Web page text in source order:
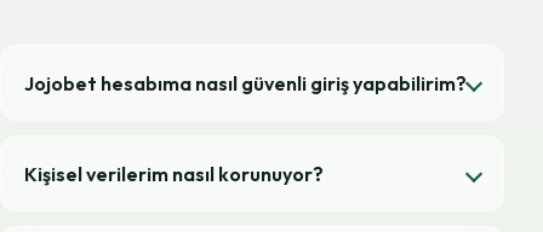
Jojobet hesabıma nasıl güvenli giriş yapabilirim?
Kişisel verilerim nasıl korunuyor?